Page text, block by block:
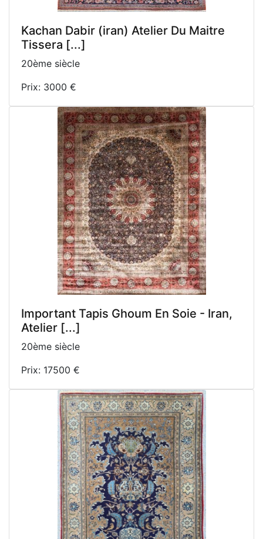
Kachan Dabir (iran) Atelier Du Maitre
Tissera [...]
20ème siècle
Prix: 3000 €
Important Tapis Ghoum En Soie - Iran,
Atelier [...]
20ème siècle
Prix: 17500 €